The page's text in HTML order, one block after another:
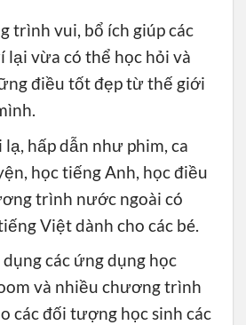
trình vui, bổ ích giúp các
lại vừa có thể học hỏi và
điều tốt đẹp từ thế giới
hấp dẫn như phim, ca
học tiếng Anh, học điều
trình nước ngoài có
Việt dành cho các bé.
các ứng dụng học
và nhiều chương trình
các đối tượng học sinh các